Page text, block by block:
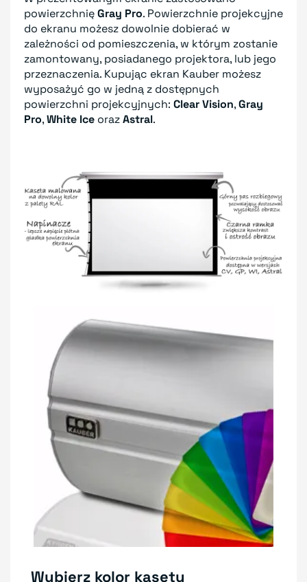
powierzchnięGray Pro. Powierzchnie projekcyjne
do ekranu możesz dowolnie dobierać w
zależności od pomieszczenia, w którym zostanie
zamontowany, posiadanego projektora, lub jego
przeznaczenia. Kupując ekran Kauber możesz
wyposażyć go w jedną z dostępnych
powierzchni projekcyjnych: Clear Vision,Gray
Pro,White Ice orazAstral.
Wybierz kolor kasety